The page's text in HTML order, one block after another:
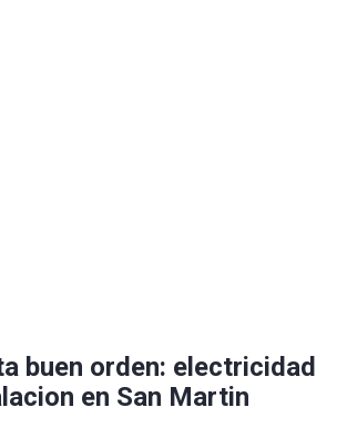
buen orden: electricidad
en San Martin